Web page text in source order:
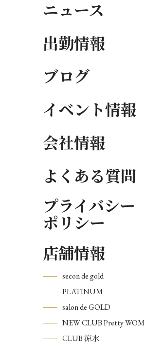
ニュース
出勤情報
ブログ
イベント情報
会社情報
よくある質問
プライバシー
ポリシー
店舗情報
secon de gold
PLATINUM
salon de GOLD
NEW CLUB Pretty
CLUB 涼水